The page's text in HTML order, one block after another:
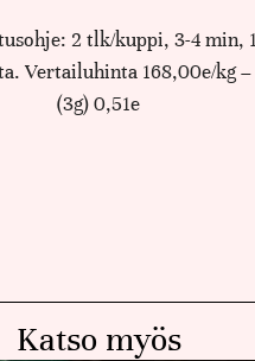
2 tlk/kuppi, 3-4 min, 1
Vertailuhinta 168,00e/kg
(3g) 0,51e
Katso myös